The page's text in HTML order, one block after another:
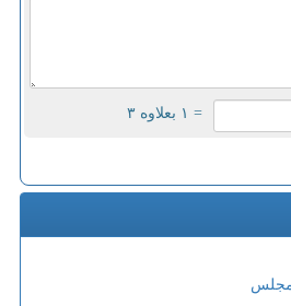
= ۱ بعلاوه ۳
مجلس